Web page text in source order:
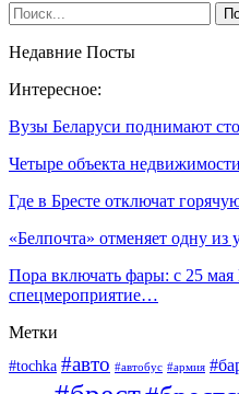
Недавние Посты
Интересное:
Вузы Беларуси поднимают
Четыре объекта
Где в Бресте отключат
«Белпочта» отменяет одну из
Пора включать фары: с 25
спецмероприятие…
Метки
#tochka #авто #автобус #армия